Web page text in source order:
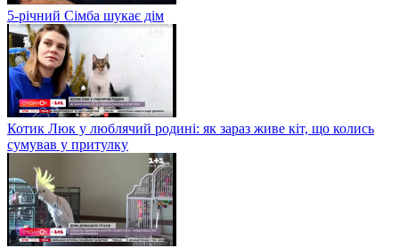
5-річний Сімба шукає дім
Котик Люк у люблячий родині: як зараз живе кіт, що колись
сумував у притулку